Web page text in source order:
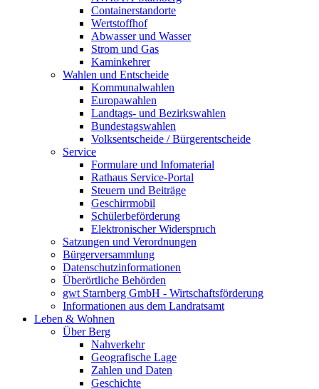
Containerstandorte
Wertstoffhof
Abwasser und Wasser
Strom und Gas
Kaminkehrer
Wahlen und Entscheide
Kommunalwahlen
Europawahlen
Landtags- und Bezirkswahlen
Bundestagswahlen
Volksentscheide / Bürgerentscheide
Service
Formulare und Infomaterial
Rathaus Service-Portal
Steuern und Beiträge
Geschirrmobil
Schülerbeförderung
Elektronischer Widerspruch
Satzungen und Verordnungen
Bürgerversammlung
Datenschutzinformationen
Überörtliche Behörden
gwt Starnberg GmbH - Wirtschaftsförderung
Informationen aus dem Landratsamt
Leben & Wohnen
Über Berg
Nahverkehr
Geografische Lage
Zahlen und Daten
Geschichte